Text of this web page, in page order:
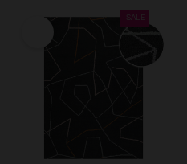
Besondere
Verwendung genauer
Endgeräteeigenschaften